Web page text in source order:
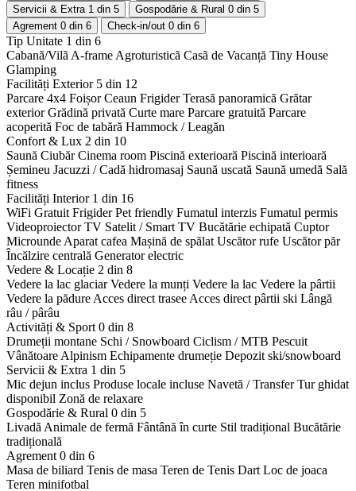
Servicii & Extra 1 din 5 Gospodărie & Rural 0 din 5
Agrement 0 din 6 Check-in/out 0 din 6
Tip Unitate 1 din 6
Cabanã/Vilã A-frame Agroturisticã Casã de Vacanță Tiny House
Glamping
Facilități Exterior 5 din 12
Parcare 4x4 Foișor Ceaun Frigider Terasă panoramică Grătar
exterior Grădină privată Curte mare Parcare gratuită Parcare
acoperită Foc de tabără Hammock / Leagăn
Confort & Lux 2 din 10
Saună Ciubăr Cinema room Piscină exterioară Piscină interioară
Șemineu Jacuzzi / Cadă hidromasaj Saună uscată Saună umedă Sală
fitness
Facilități Interior 1 din 16
WiFi Gratuit Frigider Pet friendly Fumatul interzis Fumatul permis
Videoproiector TV Satelit / Smart TV Bucătărie echipată Cuptor
Microunde Aparat cafea Mașină de spălat Uscător rufe Uscător păr
Încălzire centrală Generator electric
Vedere & Locație 2 din 8
Vedere la lac glaciar Vedere la munți Vedere la lac Vedere la pârtii
Vedere la pădure Acces direct trasee Acces direct pârtii ski Lângă
râu / pârâu
Activități & Sport 0 din 8
Drumeții montane Schi / Snowboard Ciclism / MTB Pescuit
Vânătoare Alpinism Echipamente drumeție Depozit ski/snowboard
Servicii & Extra 1 din 5
Mic dejun inclus Produse locale incluse Navetă / Transfer Tur ghidat
disponibil Zonă de relaxare
Gospodărie & Rural 0 din 5
Livadă Animale de fermă Fântână în curte Stil tradițional Bucătărie
tradițională
Agrement 0 din 6
Masa de biliard Tenis de masa Teren de Tenis Dart Loc de joaca
Teren minifotbal